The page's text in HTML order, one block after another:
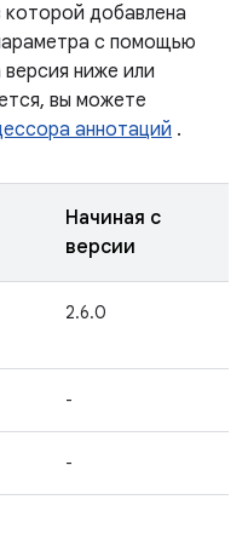
которой добавлена
с помощью
ниже или
вы можете
аннотаций .
Начиная с
версии
2.6.0
-
-